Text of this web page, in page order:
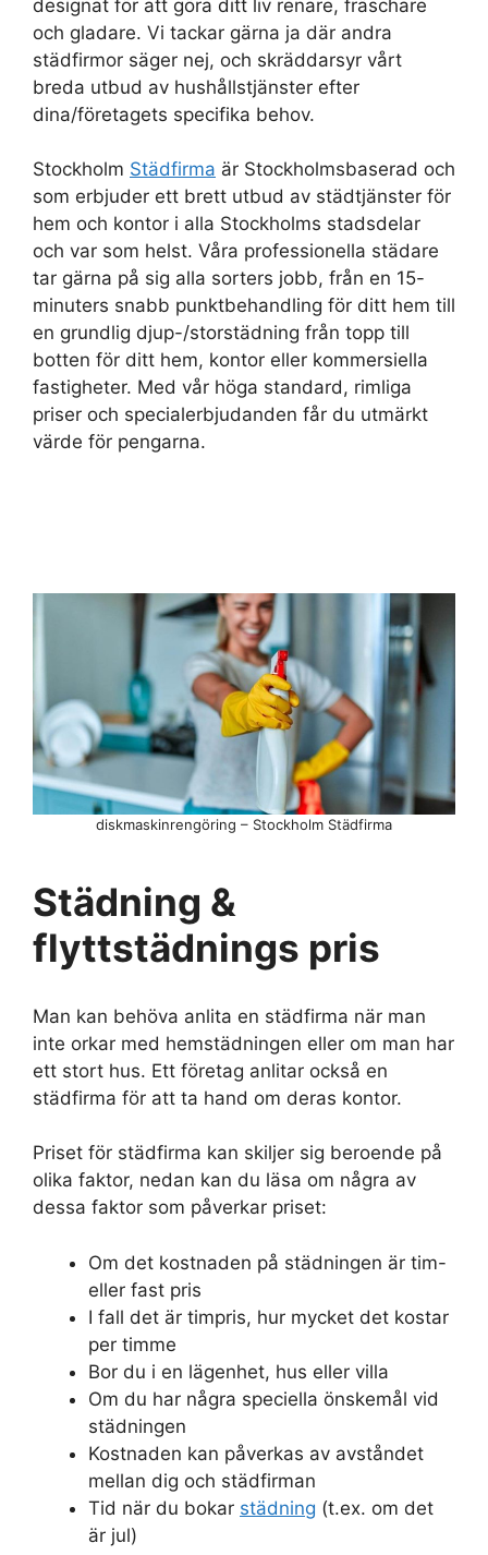
designat för att göra ditt liv renare, fräschare
och gladare. Vi tackar gärna ja där andra
städfirmor säger nej, och skräddarsyr vårt
breda utbud av hushållstjänster efter
dina/företagets specifika behov.
Stockholm Städfirma är Stockholmsbaserad och
som erbjuder ett brett utbud av städtjänster för
hem och kontor i alla Stockholms stadsdelar
och var som helst. Våra professionella städare
tar gärna på sig alla sorters jobb, från en 15-
minuters snabb punktbehandling för ditt hem till
en grundlig djup-/storstädning från topp till
botten för ditt hem, kontor eller kommersiella
fastigheter. Med vår höga standard, rimliga
priser och specialerbjudanden får du utmärkt
värde för pengarna.
diskmaskinrengöring – Stockholm Städfirma
Städning &
flyttstädnings pris
Man kan behöva anlita en städfirma när man
inte orkar med hemstädningen eller om man har
ett stort hus. Ett företag anlitar också en
städfirma för att ta hand om deras kontor.
Priset för städfirma kan skiljer sig beroende på
olika faktor, nedan kan du läsa om några av
dessa faktor som påverkar priset:
Om det kostnaden på städningen är tim-
eller fast pris
I fall det är timpris, hur mycket det kostar
per timme
Bor du i en lägenhet, hus eller villa
Om du har några speciella önskemål vid
städningen
Kostnaden kan påverkas av avståndet
mellan dig och städfirman
Tid när du bokar städning (t.ex. om det
är jul)